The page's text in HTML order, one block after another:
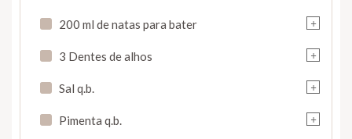
+
200 ml de natas para bater
+
3 Dentes de alhos
+
Sal q.b.
+
Pimenta q.b.